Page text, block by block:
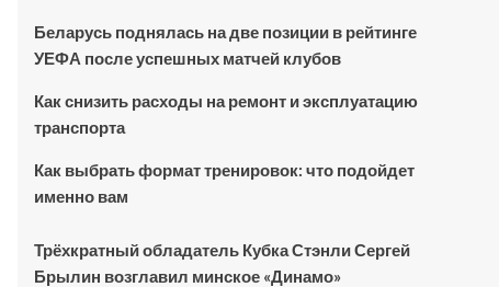
Беларусь поднялась на две позиции в рейтинге
УЕФА после успешных матчей клубов
Как снизить расходы на ремонт и эксплуатацию
транспорта
Как выбрать формат тренировок: что подойдет
именно вам
Трёхкратный обладатель Кубка Стэнли Сергей
Брылин возглавил минское «Динамо»